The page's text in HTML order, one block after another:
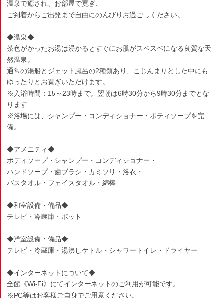
温泉で癒され、お部屋で寛ぎ、
ご到着からご出発まで自由にのんびりお過ごしください。
◆温泉◆
茶色がかったお湯は浸かるとすぐにお肌がスベスベになる良質な天
然温泉。
通常の湯船とジェット風呂の2種類あり、こじんまりとした中にも
ゆったりとお寛ぎいただけます。
※入浴時間：15～23時まで。翌朝は6時30分から9時30分までとな
ります
※浴場には、シャンプー・コンディショナー・ボティソープを完
備。
◆アメニティ◆
ボディソープ・シャンプー・コンディショナー・
ハンドソープ・歯ブラシ・カミソリ・浴衣・
バスタオル・フェイスタオル・綿棒
◆和室設備・備品◆
テレビ・冷蔵庫・ポット
◆洋室設備・備品◆
テレビ・冷蔵庫・湯沸しケトル・シャワートイレ・ドライヤー
◆インターネットについて◆
全館《Wi-Fi》にてインターネットのご利用が可能です。
※PC等はお客様ご自身でご用意ください。